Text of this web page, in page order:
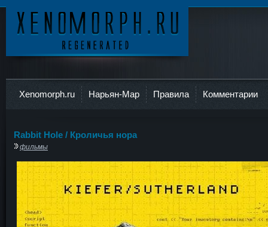
Xenomorph.ru Нарьян-Мар Правила Комментарии
Rabbit Hole / Кроличья нора
фильмы